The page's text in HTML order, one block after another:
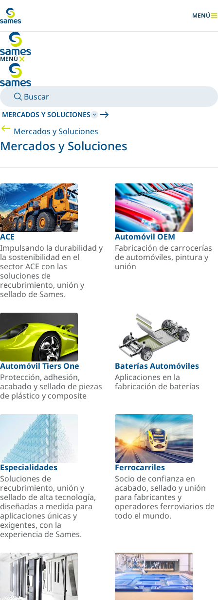
MENÚ
MENÚ
OCULTAR MENÚ
Buscar
MERCADOS Y SOLUCIONES
Mercados y Soluciones
Mercados y Soluciones
ACE
Impulsando la durabilidad y
la sostenibilidad en el
sector ACE con las
soluciones de
recubrimiento, unión y
sellado de Sames.
Automóvil OEM
Fabricación de carrocerías
de automóviles, pintura y
unión
Automóvil Tiers One
Protección, adhesión,
acabado y sellado de piezas
de plástico y composite
Baterías Automóviles
Aplicaciones en la
fabricación de baterías
Especialidades
Soluciones de
recubrimiento, unión y
sellado de alta tecnología,
diseñadas a medida para
aplicaciones únicas y
exigentes, con la
experiencia de Sames.
Ferrocarriles
Socio de confianza en
acabado, sellado y unión
para fabricantes y
operadores ferroviarios de
todo el mundo.